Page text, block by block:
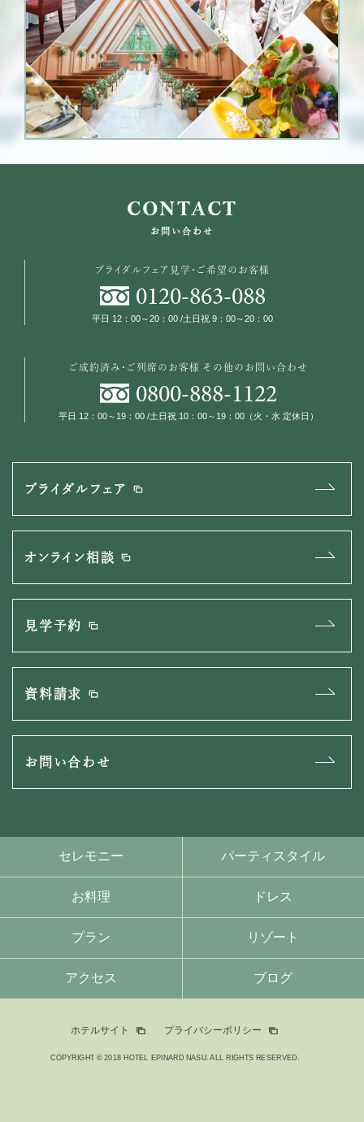
CONTACT
お問い合わせ
ブライダルフェア見学・ご希望のお客様
0120-863-088
平日 12：00～20：00 /土日祝 9：00～20：00
ご成約済み・ご列席のお客様その他のお問い合わせ
0800-888-1122
平日 12：00～19：00 /土日祝 10：00～19：00（火・水 定休日）
ブライダルフェア
オンライン相談
見学予約
資料請求
お問い合わせ
セレモニー パーティスタイル
お料理 ドレス
プラン リゾート
アクセス ブログ
ホテルサイト プライバシーポリシー
COPYRIGHT © 2018 HOTEL EPINARD NASU. ALL RIGHTS RESERVED.